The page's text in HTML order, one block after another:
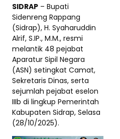
SIDRAP – Bupati
Sidenreng Rappang
(Sidrap), H. Syaharuddin
Alrif, S.IP., M.M., resmi
melantik 48 pejabat
Aparatur Sipil Negara
(ASN) setingkat Camat,
Sekretaris Dinas, serta
sejumlah pejabat eselon
IIIb di lingkup Pemerintah
Kabupaten Sidrap, Selasa
(28/10/2025).